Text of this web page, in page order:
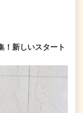
新しいスタート